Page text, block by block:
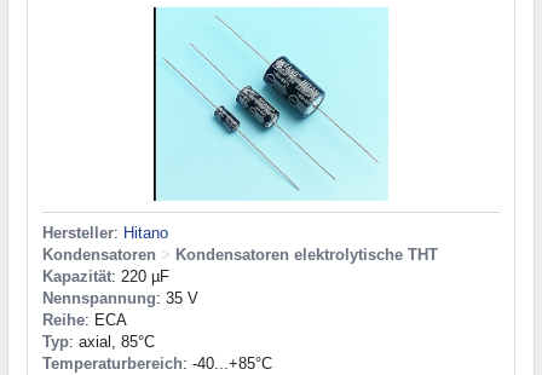
Hersteller: Hitano
Kondensatoren > Kondensatoren elektrolytische THT
Kapazität: 220 µF
Nennspannung: 35 V
Reihe: ECA
Typ: axial, 85°C
Temperaturbereich: -40...+85°C